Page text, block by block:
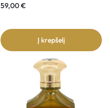
59,00€
Į krepšelį